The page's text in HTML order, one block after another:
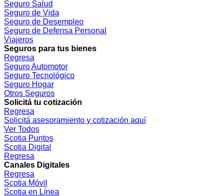
Seguro Salud
Seguro de Vida
Seguro de Desempleo
Seguro de Defensa Personal
Viajeros
Seguros para tus bienes
Regresa
Seguro Automotor
Seguro Tecnológico
Seguro Hogar
Otros Seguros
Solicitá tu cotización
Regresa
Solicitá asesoramiento y cotización aquí
Ver Todos
Scotia Puntos
Scotia Digital
Regresa
Canales Digitales
Regresa
Scotia Móvil
Scotia en Línea